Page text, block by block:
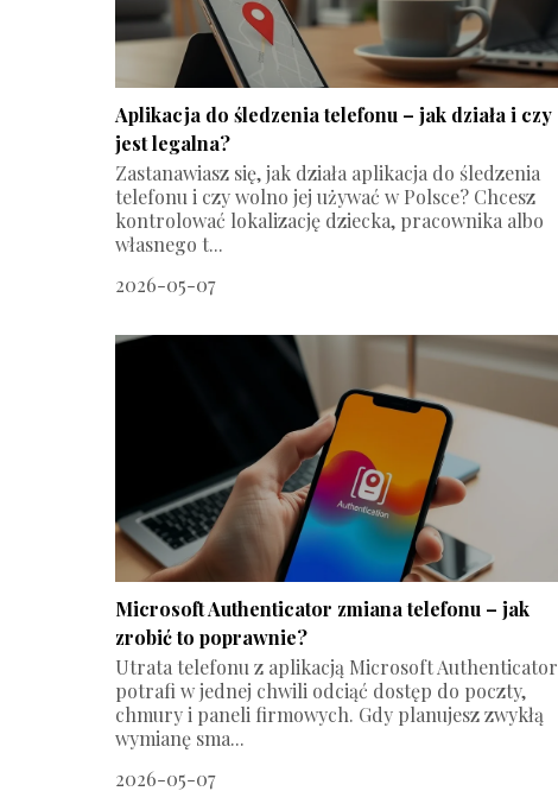
Aplikacja do śledzenia telefonu – jak działa i czy
jest legalna?
Zastanawiasz się, jak działa aplikacja do śledzenia
telefonu i czy wolno jej używać w Polsce? Chcesz
kontrolować lokalizację dziecka, pracownika albo
własnego t...
2026-05-07
Microsoft Authenticator zmiana telefonu – jak
zrobić to poprawnie?
Utrata telefonu z aplikacją Microsoft Authenticator
potrafi w jednej chwili odciąć dostęp do poczty,
chmury i paneli firmowych. Gdy planujesz zwykłą
wymianę sma...
2026-05-07